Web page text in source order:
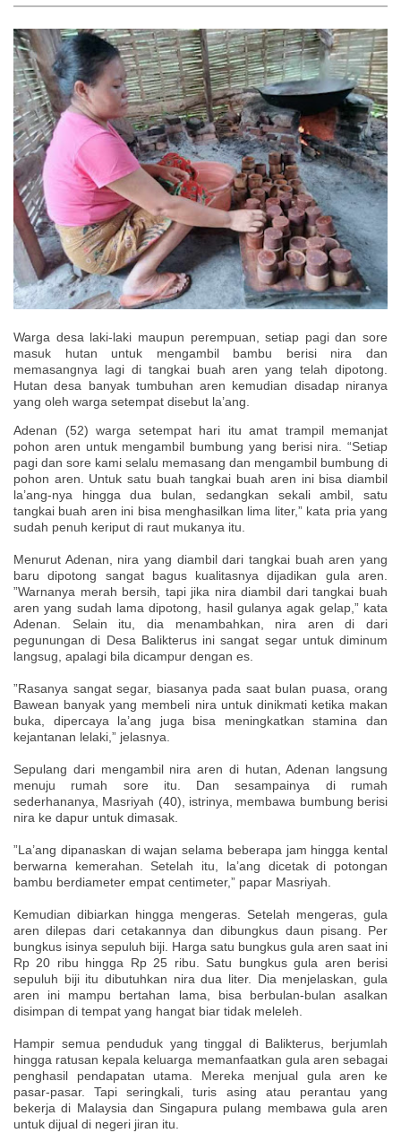
Warga desa laki-laki maupun perempuan, setiap pagi dan sore
masuk hutan untuk mengambil bambu berisi nira dan
memasangnya lagi di tangkai buah aren yang telah dipotong.
Hutan desa banyak tumbuhan aren kemudian disadap niranya
yang oleh warga setempat disebut la’ang.
Adenan (52) warga setempat hari itu amat trampil memanjat
pohon aren untuk mengambil bumbung yang berisi nira. “Setiap
pagi dan sore kami selalu memasang dan mengambil bumbung di
pohon aren. Untuk satu buah tangkai buah aren ini bisa diambil
la’ang-nya hingga dua bulan, sedangkan sekali ambil, satu
tangkai buah aren ini bisa menghasilkan lima liter,” kata pria yang
sudah penuh keriput di raut mukanya itu.
Menurut Adenan, nira yang diambil dari tangkai buah aren yang
baru dipotong sangat bagus kualitasnya dijadikan gula aren.
”Warnanya merah bersih, tapi jika nira diambil dari tangkai buah
aren yang sudah lama dipotong, hasil gulanya agak gelap,” kata
Adenan. Selain itu, dia menambahkan, nira aren di dari
pegunungan di Desa Balikterus ini sangat segar untuk diminum
langsug, apalagi bila dicampur dengan es.
”Rasanya sangat segar, biasanya pada saat bulan puasa, orang
Bawean banyak yang membeli nira untuk dinikmati ketika makan
buka, dipercaya la’ang juga bisa meningkatkan stamina dan
kejantanan lelaki,” jelasnya.
Sepulang dari mengambil nira aren di hutan, Adenan langsung
menuju rumah sore itu. Dan sesampainya di rumah
sederhananya, Masriyah (40), istrinya, membawa bumbung berisi
nira ke dapur untuk dimasak.
”La’ang dipanaskan di wajan selama beberapa jam hingga kental
berwarna kemerahan. Setelah itu, la’ang dicetak di potongan
bambu berdiameter empat centimeter,” papar Masriyah.
Kemudian dibiarkan hingga mengeras. Setelah mengeras, gula
aren dilepas dari cetakannya dan dibungkus daun pisang. Per
bungkus isinya sepuluh biji. Harga satu bungkus gula aren saat ini
Rp 20 ribu hingga Rp 25 ribu. Satu bungkus gula aren berisi
sepuluh biji itu dibutuhkan nira dua liter. Dia menjelaskan, gula
aren ini mampu bertahan lama, bisa berbulan-bulan asalkan
disimpan di tempat yang hangat biar tidak meleleh.
Hampir semua penduduk yang tinggal di Balikterus, berjumlah
hingga ratusan kepala keluarga memanfaatkan gula aren sebagai
penghasil pendapatan utama. Mereka menjual gula aren ke
pasar-pasar. Tapi seringkali, turis asing atau perantau yang
bekerja di Malaysia dan Singapura pulang membawa gula aren
untuk dijual di negeri jiran itu.